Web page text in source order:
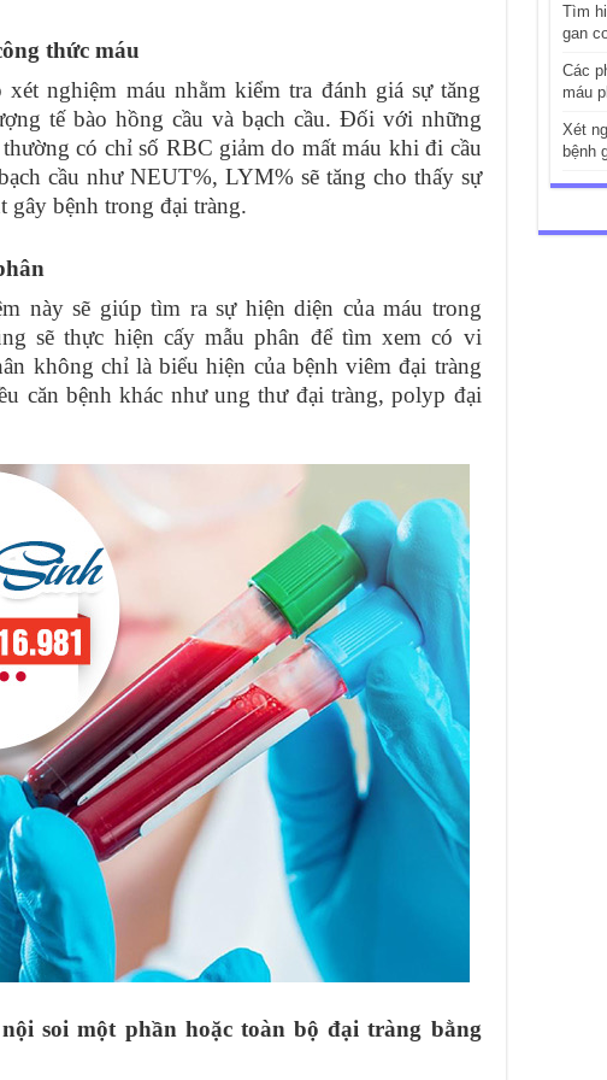
thức máu
nghiệm máu nhằm kiểm tra đánh giá sự tăng
tế bào hồng cầu và bạch cầu. Đối với những
có chỉ số RBC giảm do mất máu khi đi cầu
cầu như NEUT%, LYM% sẽ tăng cho thấy sự
gây bệnh trong đại tràng.
này sẽ giúp tìm ra sự hiện diện của máu trong
sẽ thực hiện cấy mẫu phân để tìm xem có vi
không chỉ là biểu hiện của bệnh viêm đại tràng
căn bệnh khác như ung thư đại tràng, polyp đại
soi một phần hoặc toàn bộ đại tràng bằng
Tìm
gan
Các
máu
Xét
bệnh